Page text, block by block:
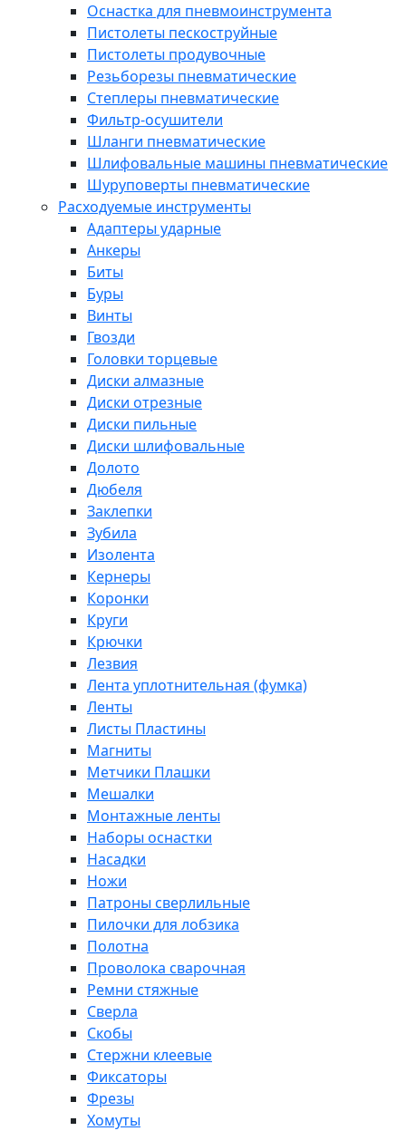
Оснастка для пневмоинструмента
Пистолеты пескоструйные
Пистолеты продувочные
Резьборезы пневматические
Степлеры пневматические
Фильтр-осушители
Шланги пневматические
Шлифовальные машины пневматические
Шуруповерты пневматические
Расходуемые инструменты
Адаптеры ударные
Анкеры
Биты
Буры
Винты
Гвозди
Головки торцевые
Диски алмазные
Диски отрезные
Диски пильные
Диски шлифовальные
Долото
Дюбеля
Заклепки
Зубила
Изолента
Кернеры
Коронки
Круги
Крючки
Лезвия
Лента уплотнительная (фумка)
Ленты
Листы Пластины
Магниты
Метчики Плашки
Мешалки
Монтажные ленты
Наборы оснастки
Насадки
Ножи
Патроны сверлильные
Пилочки для лобзика
Полотна
Проволока сварочная
Ремни стяжные
Сверла
Скобы
Стержни клеевые
Фиксаторы
Фрезы
Хомуты